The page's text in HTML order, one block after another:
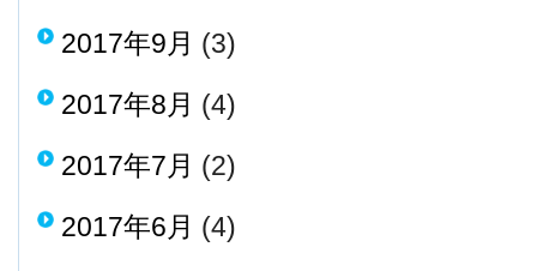
2017年9月 (3)
2017年8月 (4)
2017年7月 (2)
2017年6月 (4)